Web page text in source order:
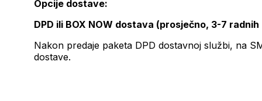
Opcije dostave:
DPD ili BOX NOW dostava (prosječno, 3-7 radnih
Nakon predaje paketa DPD dostavnoj službi, na
dostave.